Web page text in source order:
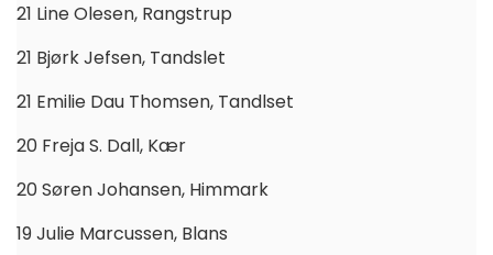
21 Line Olesen, Rangstrup
21 Bjørk Jefsen, Tandslet
21 Emilie Dau Thomsen, Tandlset
20 Freja S. Dall, Kær
20 Søren Johansen, Himmark
19 Julie Marcussen, Blans